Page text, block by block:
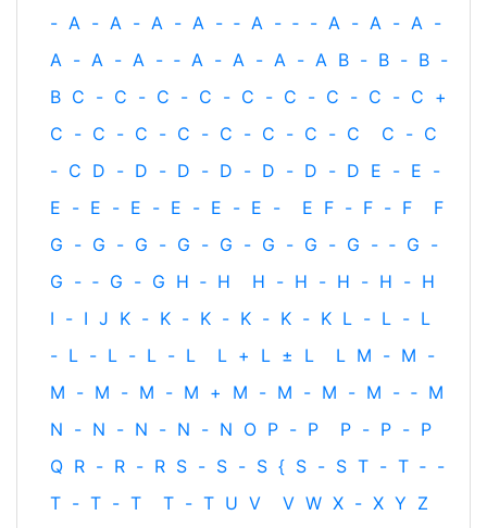
- A - A - A - A - ‐ A - ‐ - A - A - A -
A - A - A - ‐ A - A - A - A B - B - B -
B C - C - C - C - C - C - C - C - C +
C - C - C - C - C - C - C - C C - C
- C D - D - D - D - D - D - D E - E -
E - E - E - E - E - E - E F - F - F
F
G - G - G - G - G - G - G - G - ‐ G -
G - ‐ G - G H ‐ H H - H - H - H - H
I - I J K - K - K - K - K - K L - L - L
- L - L - L - L L + L ± L L M - M -
M - M - M - M + M - M - M - M - ‐ M
N - N - N - N - N O P - P P - P - P
Q R - R - R S - S - S { S - S T - T ‐ -
T - T - T T - T U V V W X - X Y Z